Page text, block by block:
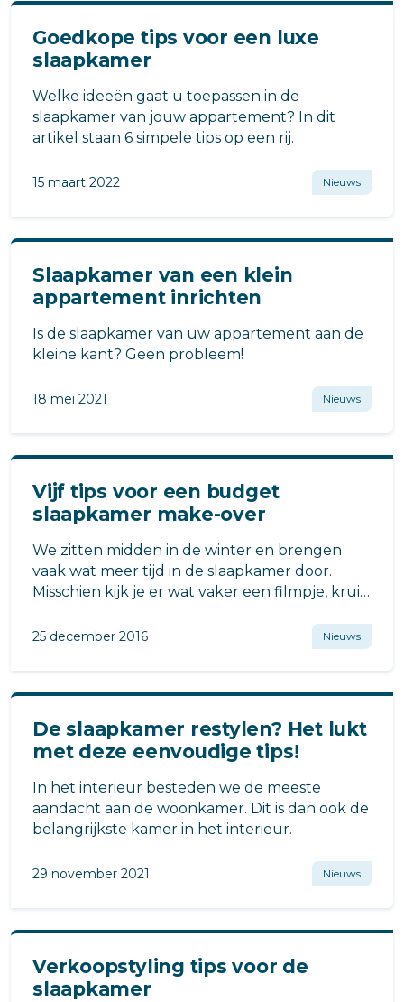
Goedkope tips voor een luxe
slaapkamer
Welke ideeën gaat u toepassen in de
slaapkamer van jouw appartement? In dit
artikel staan 6 simpele tips op een rij.
15 maart 2022 Nieuws
Slaapkamer van een klein
appartement inrichten
Is de slaapkamer van uw appartement aan de
kleine kant? Geen probleem!
18 mei 2021 Nieuws
Vijf tips voor een budget
slaapkamer make-over
We zitten midden in de winter en brengen
vaak wat meer tijd in de slaapkamer door.
Misschien kijk je er wat vaker een filmpje, kruip
boek of slaap je wat langer uit.
25 december 2016 Nieuws
De slaapkamer restylen? Het lukt
met deze eenvoudige tips!
In het interieur besteden we de meeste
aandacht aan de woonkamer. Dit is dan ook de
belangrijkste kamer in het interieur.
29 november 2021 Nieuws
Verkoopstyling tips voor de
slaapkamer